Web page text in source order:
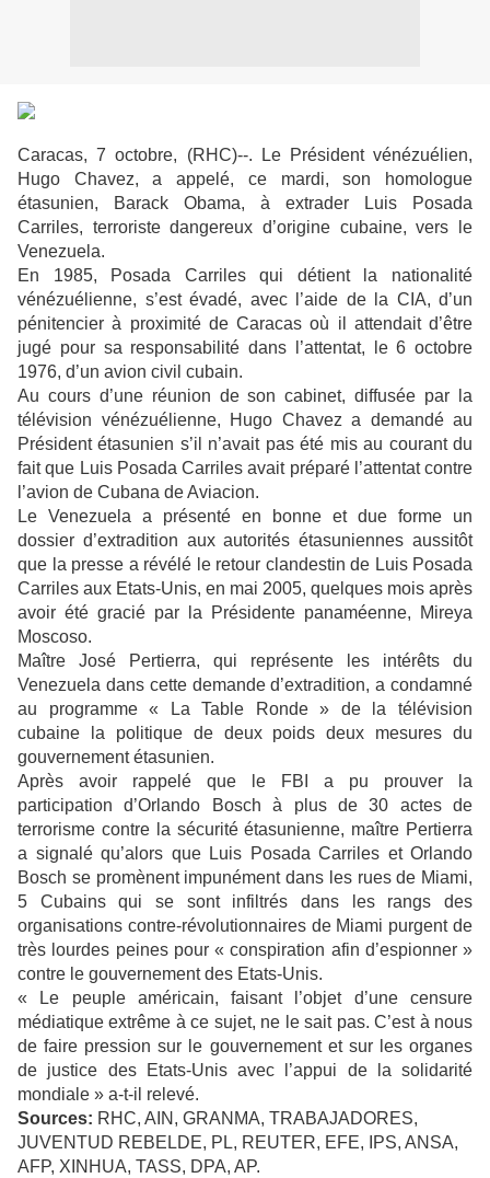
Caracas, 7 octobre, (RHC)--. Le Président vénézuélien,
Hugo Chavez, a appelé, ce mardi, son homologue
étasunien, Barack Obama, à extrader Luis Posada
Carriles, terroriste dangereux d’origine cubaine, vers le
Venezuela.
En 1985, Posada Carriles qui détient la nationalité
vénézuélienne, s’est évadé, avec l’aide de la CIA, d’un
pénitencier à proximité de Caracas où il attendait d’être
jugé pour sa responsabilité dans l’attentat, le 6 octobre
1976, d’un avion civil cubain.
Au cours d’une réunion de son cabinet, diffusée par la
télévision vénézuélienne, Hugo Chavez a demandé au
Président étasunien s’il n’avait pas été mis au courant du
fait que Luis Posada Carriles avait préparé l’attentat contre
l’avion de Cubana de Aviacion.
Le Venezuela a présenté en bonne et due forme un
dossier d’extradition aux autorités étasuniennes aussitôt
que la presse a révélé le retour clandestin de Luis Posada
Carriles aux Etats-Unis, en mai 2005, quelques mois après
avoir été gracié par la Présidente panaméenne, Mireya
Moscoso.
Maître José Pertierra, qui représente les intérêts du
Venezuela dans cette demande d’extradition, a condamné
au programme « La Table Ronde » de la télévision
cubaine la politique de deux poids deux mesures du
gouvernement étasunien.
Après avoir rappelé que le FBI a pu prouver la
participation d’Orlando Bosch à plus de 30 actes de
terrorisme contre la sécurité étasunienne, maître Pertierra
a signalé qu’alors que Luis Posada Carriles et Orlando
Bosch se promènent impunément dans les rues de Miami,
5 Cubains qui se sont infiltrés dans les rangs des
organisations contre-révolutionnaires de Miami purgent de
très lourdes peines pour « conspiration afin d’espionner »
contre le gouvernement des Etats-Unis.
« Le peuple américain, faisant l’objet d’une censure
médiatique extrême à ce sujet, ne le sait pas. C’est à nous
de faire pression sur le gouvernement et sur les organes
de justice des Etats-Unis avec l’appui de la solidarité
mondiale » a-t-il relevé.
Sources: RHC, AIN, GRANMA, TRABAJADORES,
JUVENTUD REBELDE, PL, REUTER, EFE, IPS, ANSA,
AFP, XINHUA, TASS, DPA, AP.